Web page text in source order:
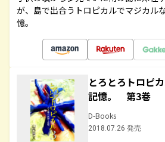
が、島で出合うトロピカルでマジカル
憶。
とろとろトロピ
記憶。 第3巻
D-Books
2018.07.26 発売